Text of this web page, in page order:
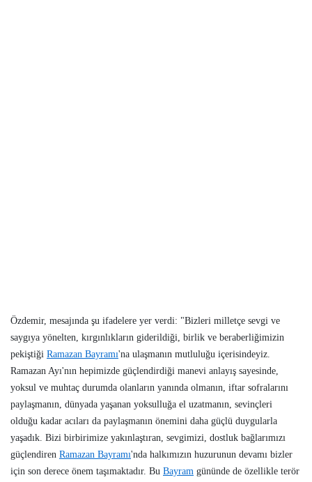
Özdemir, mesajında şu ifadelere yer verdi: "Bizleri milletçe sevgi ve
saygıya yönelten, kırgınlıkların giderildiği, birlik ve beraberliğimizin
pekiştiği Ramazan Bayramı'na ulaşmanın mutluluğu içerisindeyiz.
Ramazan Ayı'nın hepimizde güçlendirdiği manevi anlayış sayesinde,
yoksul ve muhtaç durumda olanların yanında olmanın, iftar sofralarını
paylaşmanın, dünyada yaşanan yoksulluğa el uzatmanın, sevinçleri
olduğu kadar acıları da paylaşmanın önemini daha güçlü duygularla
yaşadık. Bizi birbirimize yakınlaştıran, sevgimizi, dostluk bağlarımızı
güçlendiren Ramazan Bayramı'nda halkımızın huzurunun devamı bizler
için son derece önem taşımaktadır. Bu Bayram gününde de özellikle terör